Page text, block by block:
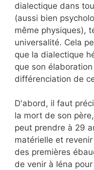
dialectique dans
(aussi bien
même physiques),
universalité. Cela
que la dialectique
que son
différenciation de
D'abord, il faut
la mort de son
peut prendre à 29
matérielle et
des premières
de venir à Iéna